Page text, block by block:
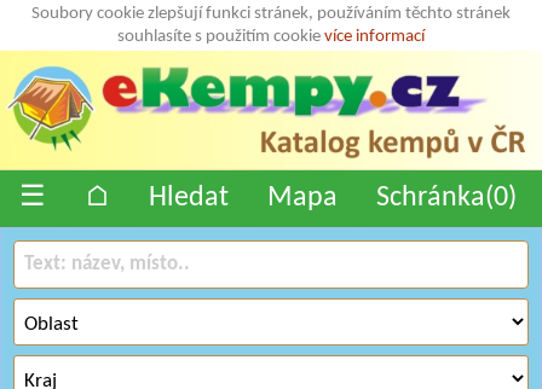
Soubory cookie zlepšují funkci stránek, používáním těchto stránek
souhlasíte s použitím cookie více informací
☰ ⌂ Hledat Mapa Schránka(0)